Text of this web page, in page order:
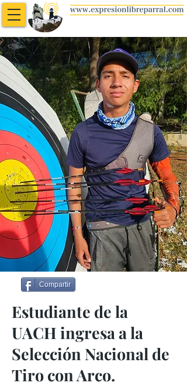
Compartir
Estudiante de la
UACH ingresa a la
Selección Nacional de
Tiro con Arco.